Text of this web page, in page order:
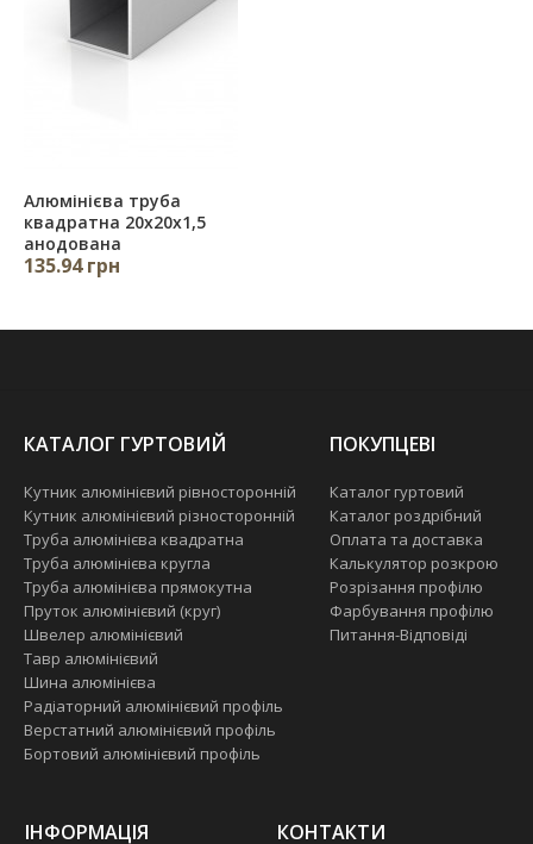
Алюмінієва труба
квадратна 20х20х1,5
анодована
135.94 грн
КАТАЛОГ ГУРТОВИЙ
Кутник алюмінієвий рівносторонній
Кутник алюмінієвий різносторонній
Труба алюмінієва квадратна
Труба алюмінієва кругла
Труба алюмінієва прямокутна
Пруток алюмінієвий (круг)
Швелер алюмінієвий
Тавр алюмінієвий
Шина алюмінієва
Радіаторний алюмінієвий профіль
Верстатний алюмінієвий профіль
Бортовий алюмінієвий профіль
ПОКУПЦЕВІ
Каталог гуртовий
Каталог роздрібний
Оплата та доставка
Калькулятор розкрою
Розрізання профілю
Фарбування профілю
Питання-Відповіді
ІНФОРМАЦІЯ КОНТАКТИ